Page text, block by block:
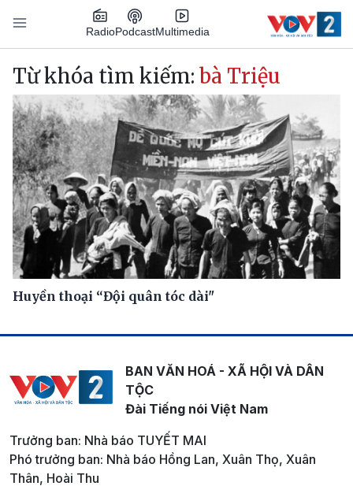
Nhảy đến nội dung
RadioPodcastMultimedia
Main navigation
Từ khóa tìm kiếm: bà Triệu
Huyền thoại “Đội quân tóc dài"
BAN VĂN HOÁ - XÃ HỘI VÀ DÂN
TỘC
Đài Tiếng nói Việt Nam
Trưởng ban: Nhà báo TUYẾT MAI
Phó trưởng ban: Nhà báo Hồng Lan, Xuân Thọ, Xuân
Thân, Hoài Thu